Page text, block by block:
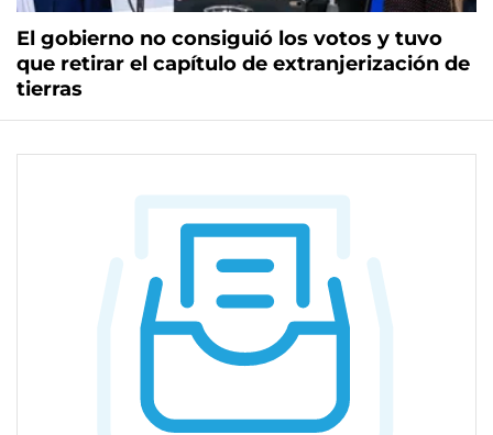
El gobierno no consiguió los votos y tuvo
que retirar el capítulo de extranjerización de
tierras